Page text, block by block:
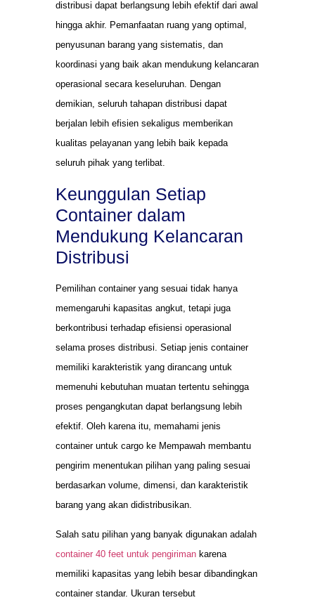
distribusi dapat berlangsung lebih efektif dari awal
hingga akhir. Pemanfaatan ruang yang optimal,
penyusunan barang yang sistematis, dan
koordinasi yang baik akan mendukung kelancaran
operasional secara keseluruhan. Dengan
demikian, seluruh tahapan distribusi dapat
berjalan lebih efisien sekaligus memberikan
kualitas pelayanan yang lebih baik kepada
seluruh pihak yang terlibat.
Keunggulan Setiap
Container dalam
Mendukung Kelancaran
Distribusi
Pemilihan container yang sesuai tidak hanya
memengaruhi kapasitas angkut, tetapi juga
berkontribusi terhadap efisiensi operasional
selama proses distribusi. Setiap jenis container
memiliki karakteristik yang dirancang untuk
memenuhi kebutuhan muatan tertentu sehingga
proses pengangkutan dapat berlangsung lebih
efektif. Oleh karena itu, memahami jenis
container untuk cargo ke Mempawah membantu
pengirim menentukan pilihan yang paling sesuai
berdasarkan volume, dimensi, dan karakteristik
barang yang akan didistribusikan.
Salah satu pilihan yang banyak digunakan adalah
container 40 feet untuk pengiriman karena
memiliki kapasitas yang lebih besar dibandingkan
container standar. Ukuran tersebut